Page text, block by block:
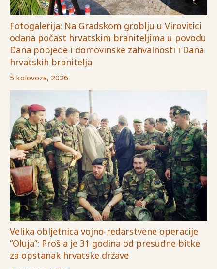
Fotogalerija: Na Gradskom groblju u Virovitici
odana počast hrvatskim braniteljima u povodu
Dana pobjede i domovinske zahvalnosti i Dana
hrvatskih branitelja
5 kolovoza, 2026
Velika obljetnica vojno-redarstvene operacije
“Oluja”: Prošla je 31 godina od presudne bitke
za opstanak hrvatske države